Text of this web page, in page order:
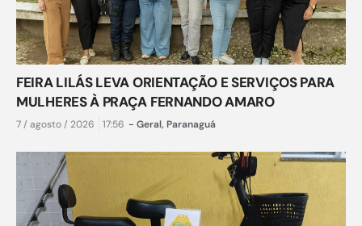
FEIRA LILÁS LEVA ORIENTAÇÃO E SERVIÇOS PARA
MULHERES À PRAÇA FERNANDO AMARO
7 / agosto / 2026 17:56 - Geral, Paranaguá